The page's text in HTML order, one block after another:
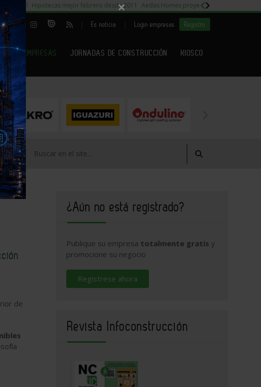
temporal Hipotecas mejor febrero desde 2011 Aedas Homes proyecto Fiora
Es noticia Login empresas Registro
EMPRESAS JORNADAS DE CONSTRUCCIÓN KIOSCO
de
¿Aún no está registrado?
Publique su empresa totalmente gratis y
promocione su negocio
Regístrese ahora
Revista Infoconstrucción
×